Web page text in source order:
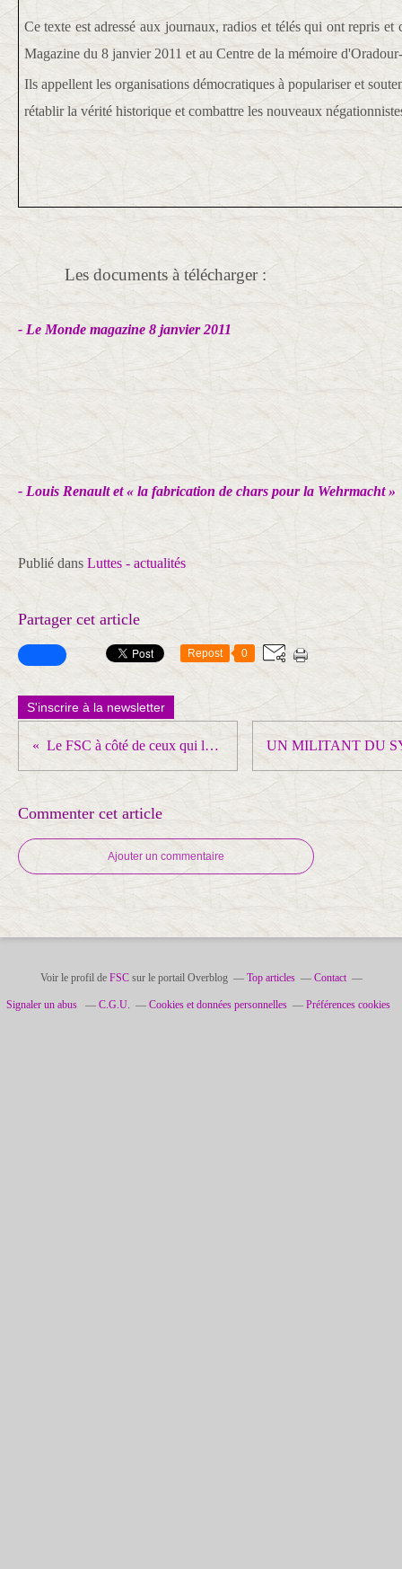
Ce texte est adressé aux journaux, radios et télés qui ont repris et
Magazine du 8 janvier 2011 et au Centre de la mémoire
Ils appellent les organisations démocratiques à populariser et
rétablir la vérité historique et combattre les nouveaux
Les documents à télécharger :
- Le Monde magazine 8 janvier 2011
- Louis Renault et « la fabrication de chars pour la Wehrmacht »
Publié dans Luttes - actualités
Partager cet article
Repost 0
S'inscrire à la newsletter
Le FSC à côté de ceux qui luttent et défendent les libertés syndicales !
Commenter cet article
Ajouter un commentaire
Voir le profil de FSCsur le portail Overblog Top articles Contact
Signaler un abus C.G.U. Cookies et données personnelles Préférences cookies